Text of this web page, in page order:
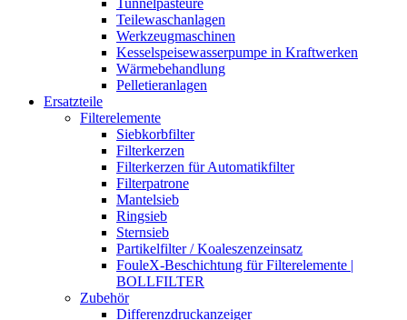
Tunnelpasteure
Teilewaschanlagen
Werkzeugmaschinen
Kesselspeisewasserpumpe in Kraftwerken
Wärmebehandlung
Pelletieranlagen
Ersatzteile
Filterelemente
Siebkorbfilter
Filterkerzen
Filterkerzen für Automatikfilter
Filterpatrone
Mantelsieb
Ringsieb
Sternsieb
Partikelfilter / Koaleszenzeinsatz
FouleX-Beschichtung für Filterelemente |
BOLLFILTER
Zubehör
Differenzdruckanzeiger